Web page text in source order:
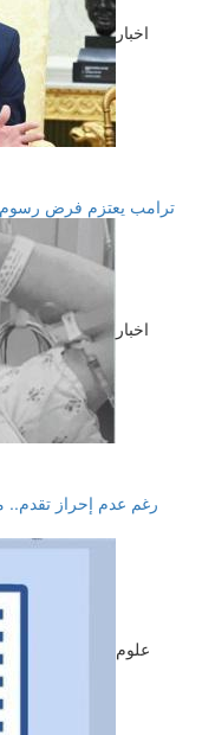
اخبار
ترامب يعتزم فرض رسوم
اخبار
رغم عدم إحراز
علوم